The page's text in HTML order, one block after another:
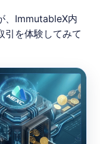
ImmutableX内
引を体験してみて